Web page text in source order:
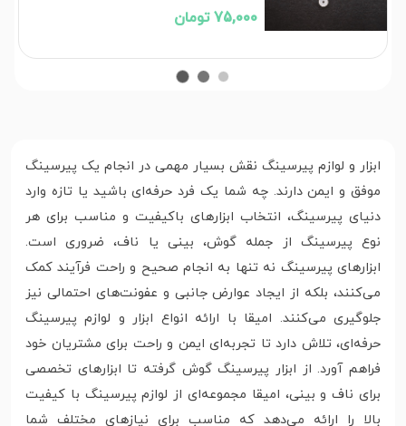
75,000 تومان
ابزار و لوازم پیرسینگ نقش بسیار مهمی در انجام یک پیرسینگ
موفق و ایمن دارند. چه شما یک فرد حرفه‌ای باشید یا تازه وارد
دنیای پیرسینگ، انتخاب ابزارهای باکیفیت و مناسب برای هر
نوع پیرسینگ از جمله گوش، بینی یا ناف، ضروری است.
ابزارهای پیرسینگ نه تنها به انجام صحیح و راحت فرآیند کمک
می‌کنند، بلکه از ایجاد عوارض جانبی و عفونت‌های احتمالی نیز
جلوگیری می‌کنند. امیقا با ارائه انواع ابزار و لوازم پیرسینگ
حرفه‌ای، تلاش دارد تا تجربه‌ای ایمن و راحت برای مشتریان خود
فراهم آورد. از ابزار پیرسینگ گوش گرفته تا ابزارهای تخصصی
برای ناف و بینی، امیقا مجموعه‌ای از لوازم پیرسینگ با کیفیت
بالا را ارائه می‌دهد که مناسب برای نیازهای مختلف شما